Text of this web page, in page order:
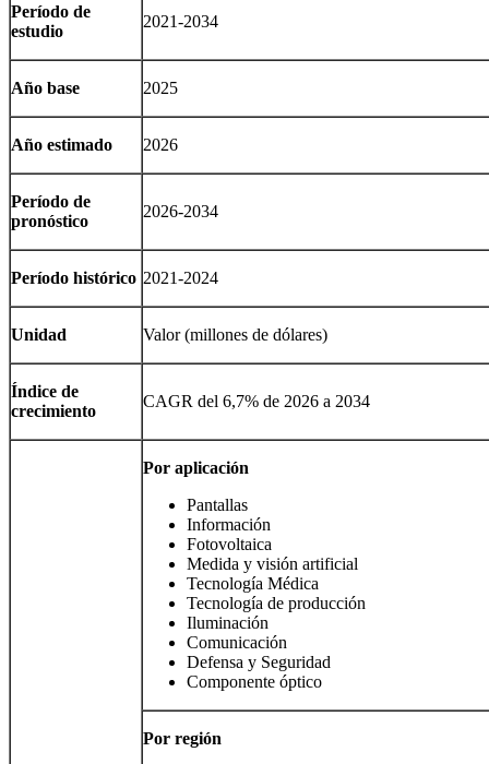
Período de
estudio
2021-2034
Año base 2025
Año estimado 2026
Período de
pronóstico
2026-2034
Período histórico 2021-2024
Unidad Valor (millones de dólares)
Índice de
crecimiento
CAGR del 6,7% de 2026 a 2034
Por aplicación
Pantallas
Información
Fotovoltaica
Medida y visión artificial
Tecnología Médica
Tecnología de producción
Iluminación
Comunicación
Defensa y Seguridad
Componente óptico
Por región